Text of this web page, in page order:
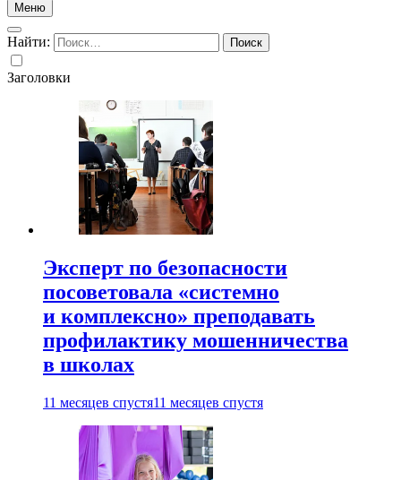
Меню
Найти:
Заголовки
Эксперт по безопасности
посоветовала «системно
и комплексно» преподавать
профилактику мошенничества
в школах
11 месяцев спустя11 месяцев спустя